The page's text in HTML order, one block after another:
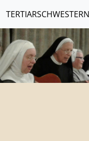
TERTIARSCHWESTERN